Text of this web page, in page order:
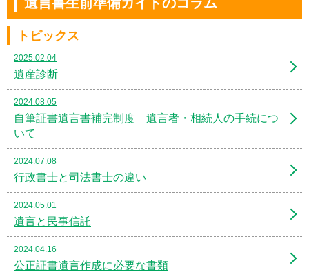
トピックス
2025.02.04
遺産診断
2024.08.05
自筆証書遺言書補完制度 遺言者・相続人の手続につ
いて
2024.07.08
行政書士と司法書士の違い
2024.05.01
遺言と民事信託
2024.04.16
公正証書遺言作成に必要な書類